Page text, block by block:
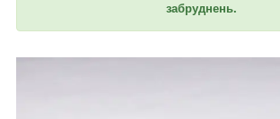
забруднень.